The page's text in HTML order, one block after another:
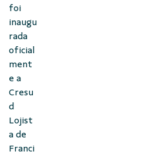
foi
inaugu
rada
oficial
ment
e a
Cresu
d
Lojist
a de
Franci